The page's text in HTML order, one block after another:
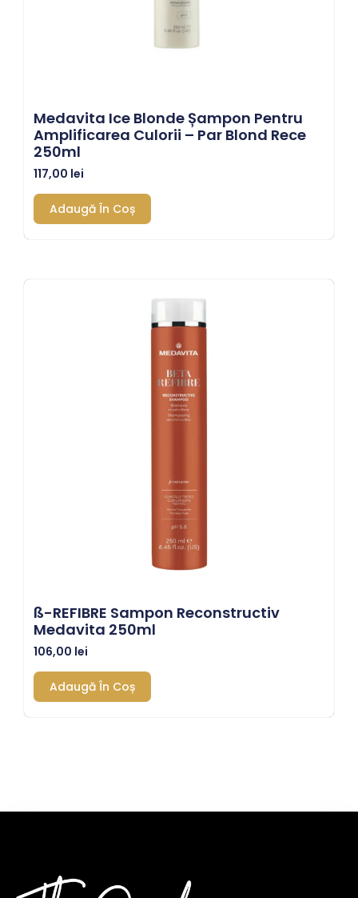
Medavita Ice Blonde Șampon Pentru
Amplificarea Culorii – Par Blond Rece
250ml
117,00 lei
Adaugă În Coș
SS-REFIBRE Sampon Reconstructiv
Medavita 250ml
106,00 lei
Adaugă În Coș